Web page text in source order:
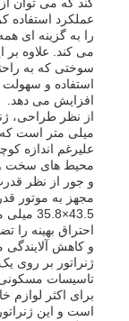
خانه
محصولات
فیلم های
دربارهی ما
کارخانه تور
عملکرد استفاده
را به گزینه ای
می کند. علاوه بر
سوختی که به
استفاده و
افزایش می دهد.
میلی متر است
علیرغم اندازه
محیط های سخت و
و جور از نظر
مجهز به موتور
احتراق بهینه را
و کاهش آلایندگی
ژنراتور بر روی
تاسیسات
برای اکثر لوازم
است و این